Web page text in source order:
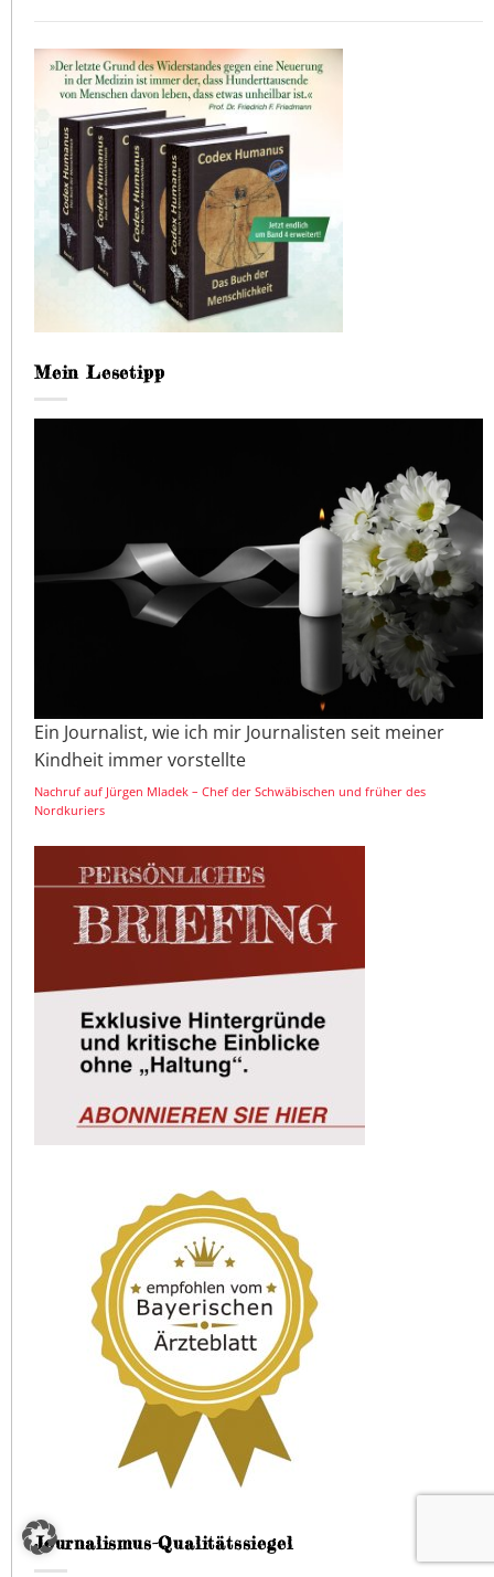
Mein Lesetipp
Ein Journalist, wie ich mir Journalisten seit meiner
Kindheit immer vorstellte
Nachruf auf Jürgen Mladek – Chef der Schwäbischen und früher des
Nordkuriers
Journalismus-Qualitätssiegel